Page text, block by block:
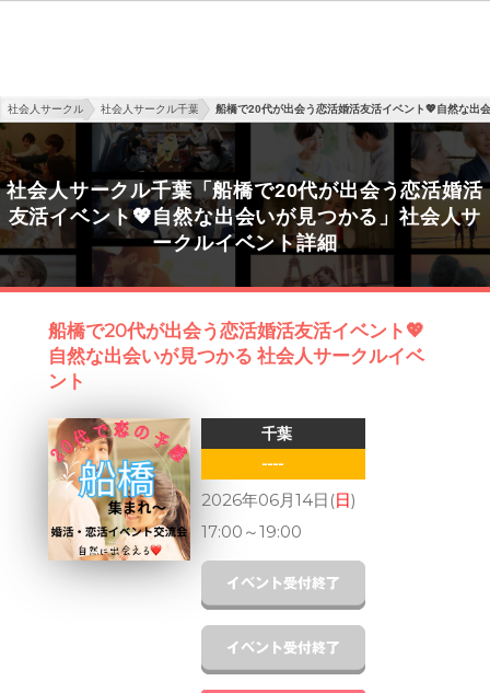
社会人サークル 社会人サークル千葉 船橋で20代が出会う恋活婚活友活イベント💖自然な出
社会人サークル千葉「船橋で20代が出会う恋活婚活
友活イベント💖自然な出会いが見つかる」社会人サ
ークルイベント詳細
船橋で20代が出会う恋活婚活友活イベント💖
自然な出会いが見つかる 社会人サークルイベ
ント
千葉
----
2026年06月14日(日)
17:00 ～19:00